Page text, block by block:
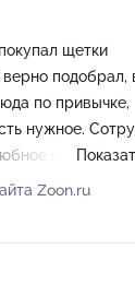
щетки
подобрал,
по привычке,
нужное.
и
Zoon.ru